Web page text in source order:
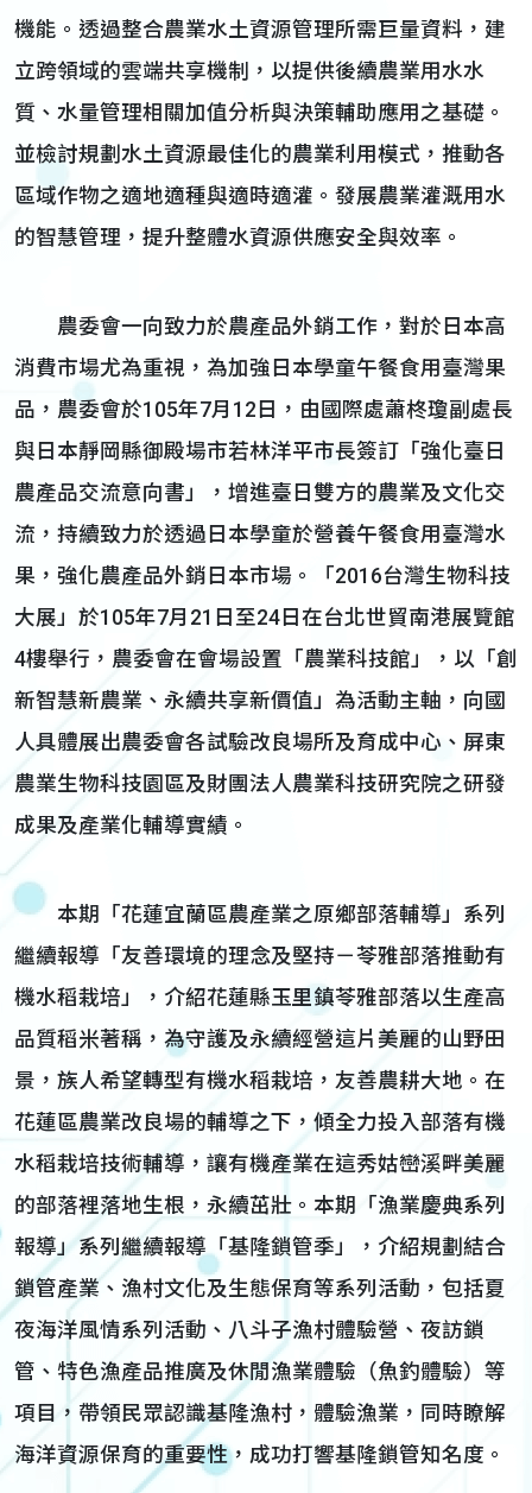
機能。透過整合農業水土資源管理所需巨量資料，建
立跨領域的雲端共享機制，以提供後續農業用水水
質、水量管理相關加值分析與決策輔助應用之基礎。
並檢討規劃水土資源最佳化的農業利用模式，推動各
區域作物之適地適種與適時適灌。發展農業灌溉用水
的智慧管理，提升整體水資源供應安全與效率。
農委會一向致力於農產品外銷工作，對於日本高
消費市場尤為重視，為加強日本學童午餐食用臺灣果
品，農委會於105年7月12日，由國際處蕭柊瓊副處長
與日本靜岡縣御殿場市若林洋平市長簽訂「強化臺日
農產品交流意向書」，增進臺日雙方的農業及文化交
流，持續致力於透過日本學童於營養午餐食用臺灣水
果，強化農產品外銷日本市場。「2016台灣生物科技
大展」於105年7月21日至24日在台北世貿南港展覽館
4樓舉行，農委會在會場設置「農業科技館」，以「創
新智慧新農業、永續共享新價值」為活動主軸，向國
人具體展出農委會各試驗改良場所及育成中心、屏東
農業生物科技園區及財團法人農業科技研究院之研發
成果及產業化輔導實績。
本期「花蓮宜蘭區農產業之原鄉部落輔導」系列
繼續報導「友善環境的理念及堅持－苓雅部落推動有
機水稻栽培」，介紹花蓮縣玉里鎮苓雅部落以生產高
品質稻米著稱，為守護及永續經營這片美麗的山野田
景，族人希望轉型有機水稻栽培，友善農耕大地。在
花蓮區農業改良場的輔導之下，傾全力投入部落有機
水稻栽培技術輔導，讓有機產業在這秀姑巒溪畔美麗
的部落裡落地生根，永續茁壯。本期「漁業慶典系列
報導」系列繼續報導「基隆鎖管季」，介紹規劃結合
鎖管產業、漁村文化及生態保育等系列活動，包括夏
夜海洋風情系列活動、八斗子漁村體驗營、夜訪鎖
管、特色漁產品推廣及休閒漁業體驗（魚釣體驗）等
項目，帶領民眾認識基隆漁村，體驗漁業，同時瞭解
海洋資源保育的重要性，成功打響基隆鎖管知名度。